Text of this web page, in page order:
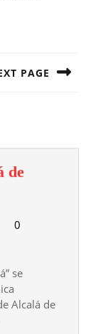
PAGE
de
0
se
Alcalá de